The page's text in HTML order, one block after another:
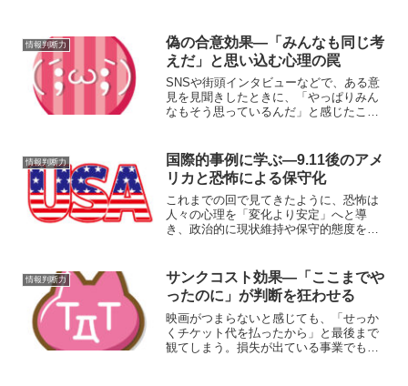
情報判断力
偽の合意効果―「みんなも同じ考
えだ」と思い込む心理の罠
SNSや街頭インタビューなどで、ある意
見を見聞きしたときに、「やっぱりみん
なもそう思っているんだ」と感じたこと
部であることが多いのではないでしょう
か。人は自分の意見...
情報判断力
国際的事例に学ぶ―9.11後のアメ
リカと恐怖による保守化
これまでの回で見てきたように、恐怖は
人々の心理を「変化より安定」へと導
き、政治的に現状維持や保守的態度を強
いきましょう。とりわけ顕著な例が、
2001年9月11日に起きた...
情報判断力
サンクコスト効果―「ここまでや
ったのに」が判断を狂わせる
映画がつまらないと感じても、「せっか
くチケット代を払ったから」と最後まで
観てしまう。損失が出ている事業でも、